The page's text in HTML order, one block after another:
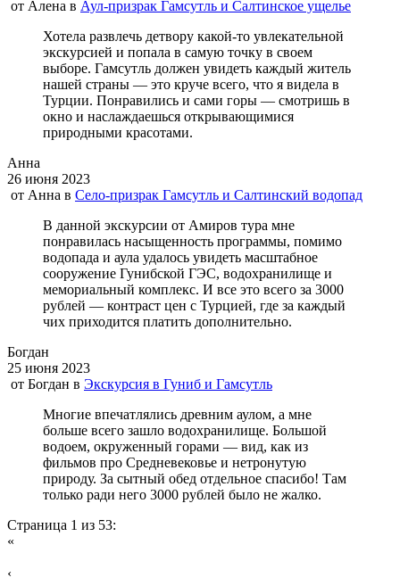
от Алена в Аул-призрак Гамсутль и Салтинское ущелье
Хотела развлечь детвору какой-то увлекательной
экскурсией и попала в самую точку в своем
выборе. Гамсутль должен увидеть каждый житель
нашей страны — это круче всего, что я видела в
Турции. Понравились и сами горы — смотришь в
окно и наслаждаешься открывающимися
природными красотами.
Анна
26 июня 2023
от Анна в Село-призрак Гамсутль и Салтинский водопад
В данной экскурсии от Амиров тура мне
понравилась насыщенность программы, помимо
водопада и аула удалось увидеть масштабное
сооружение Гунибской ГЭС, водохранилище и
мемориальный комплекс. И все это всего за 3000
рублей — контраст цен с Турцией, где за каждый
чих приходится платить дополнительно.
Богдан
25 июня 2023
от Богдан в Экскурсия в Гуниб и Гамсутль
Многие впечатлялись древним аулом, а мне
больше всего зашло водохранилище. Большой
водоем, окруженный горами — вид, как из
фильмов про Средневековье и нетронутую
природу. За сытный обед отдельное спасибо! Там
только ради него 3000 рублей было не жалко.
Страница 1 из 53:
«
‹